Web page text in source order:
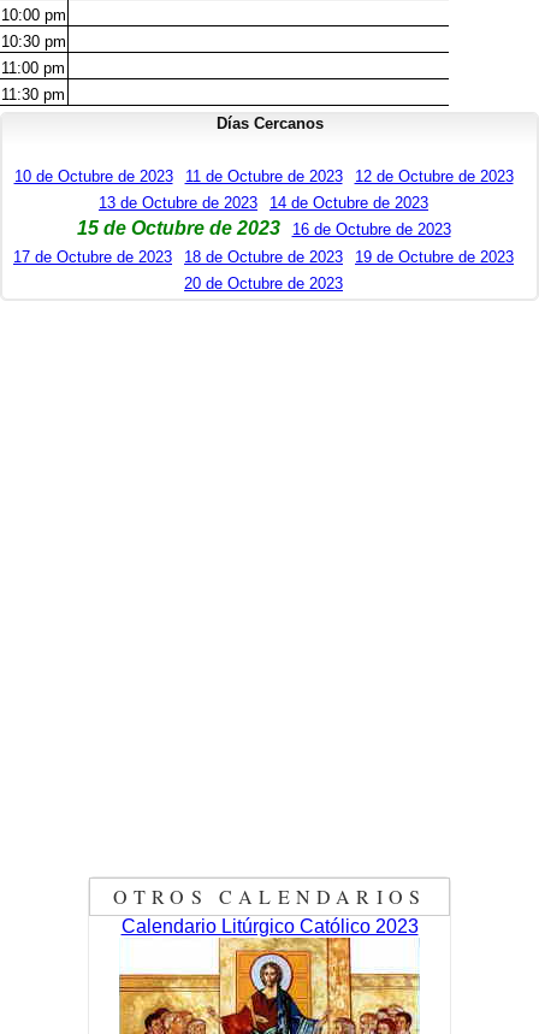
10:00 pm
10:30 pm
11:00 pm
11:30 pm
Días Cercanos
10 de Octubre de 2023 11 de Octubre de 2023
12 de Octubre de 2023
13 de Octubre de 2023
14 de Octubre de 2023
15 de Octubre de 2023
16 de Octubre de 2023
17 de Octubre de 2023
18 de Octubre de 2023
19 de Octubre de 2023
20 de Octubre de 2023
OTROS CALENDARIOS
Calendario Litúrgico Católico 2023